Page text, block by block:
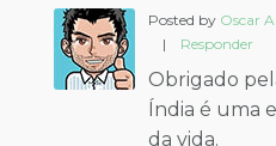
Posted by Oscar
|
Responder
Obrigado
Índia é uma
da vida.